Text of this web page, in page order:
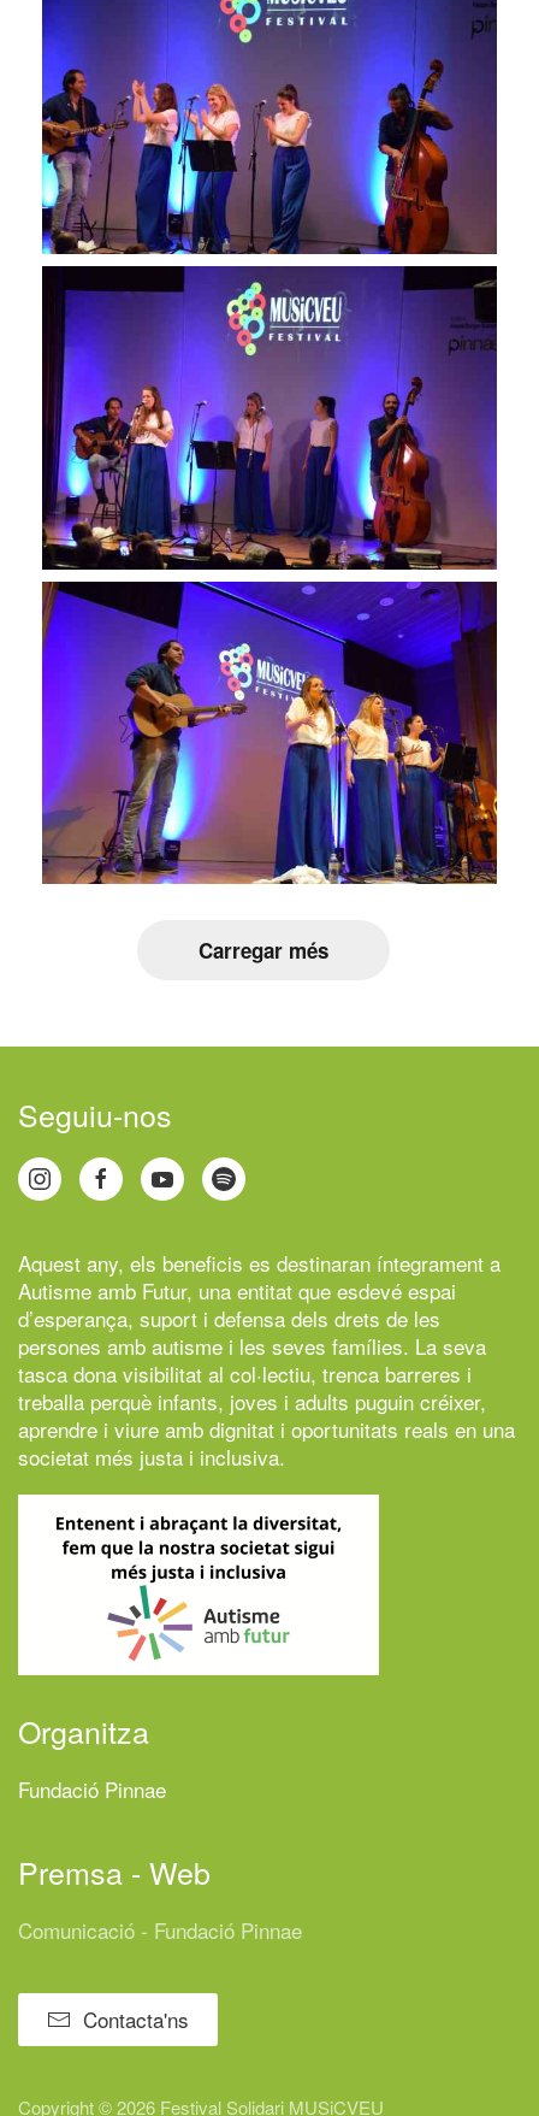
Carregar més
Seguiu-nos
Aquest any, els beneficis es destinaran íntegrament a
Autisme amb Futur, una entitat que esdevé espai
d’esperança, suport i defensa dels drets de les
persones amb autisme i les seves famílies. La seva
tasca dona visibilitat al col·lectiu, trenca barreres i
treballa perquè infants, joves i adults puguin créixer,
aprendre i viure amb dignitat i oportunitats reals en una
societat més justa i inclusiva.
Organitza
Fundació Pinnae
Premsa - Web
Comunicació - Fundació Pinnae
Contacta'ns
Copyright © 2026 Festival Solidari MUSiCVEU